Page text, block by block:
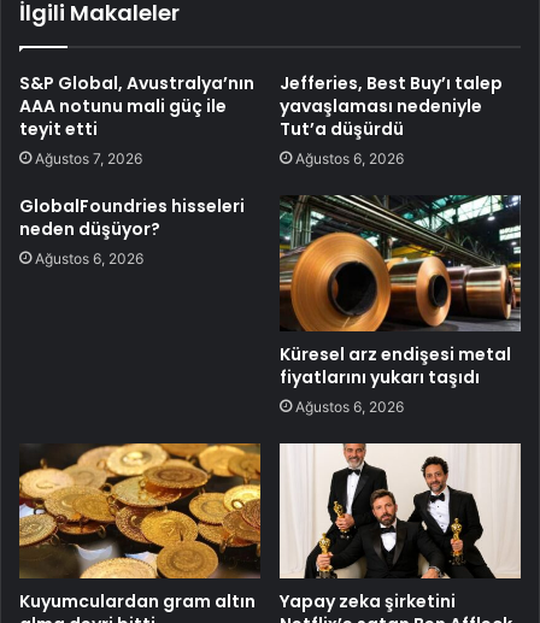
İlgili Makaleler
S&P Global, Avustralya’nın
AAA notunu mali güç ile
teyit etti
Ağustos 7, 2026
Jefferies, Best Buy’ı talep
yavaşlaması nedeniyle
Tut’a düşürdü
Ağustos 6, 2026
GlobalFoundries hisseleri
neden düşüyor?
Ağustos 6, 2026
Küresel arz endişesi metal
fiyatlarını yukarı taşıdı
Ağustos 6, 2026
Kuyumculardan gram altın
Yapay zeka şirketini